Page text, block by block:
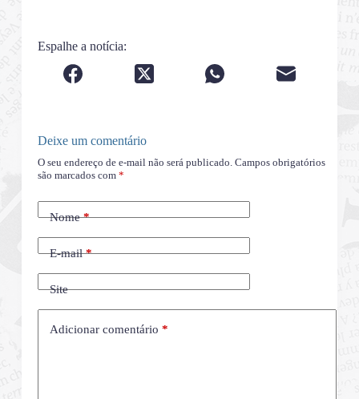
Espalhe a notícia:
Deixe um comentário
O seu endereço de e-mail não será publicado. Campos obrigatórios
são marcados com *
Nome*
E-mail*
Site
Adicionar comentário *